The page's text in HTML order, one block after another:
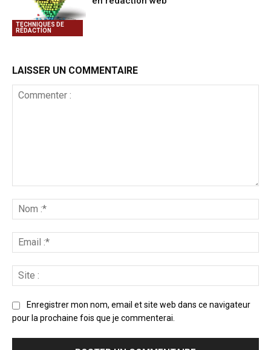
TECHNIQUES DE
RÉDACTION
LAISSER UN COMMENTAIRE
Enregistrer mon nom, email et site web dans ce navigateur
pour la prochaine fois que je commenterai.